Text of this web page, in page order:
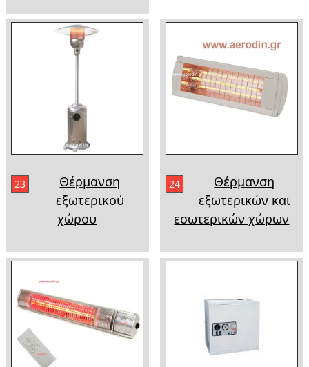
23
Θέρμανση
εξωτερικού
χώρου
24
Θέρμανση
εξωτερικών και
εσωτερικών χώρων